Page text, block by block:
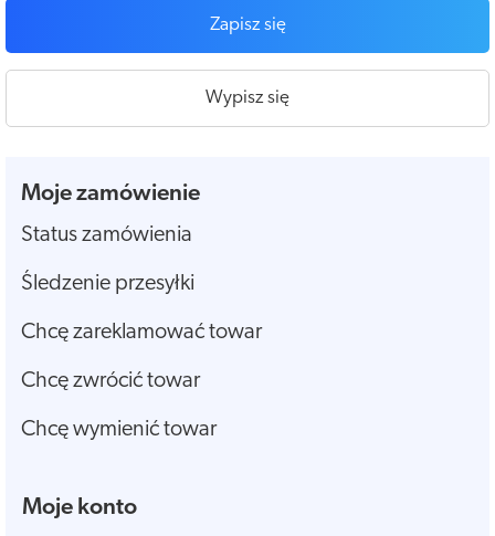
Zapisz się
Wypisz się
Moje zamówienie
Status zamówienia
Śledzenie przesyłki
Chcę zareklamować towar
Chcę zwrócić towar
Chcę wymienić towar
Moje konto